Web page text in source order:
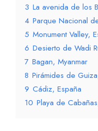
3 La avenida de los
4 Parque Nacional
5 Monument Valley,
6 Desierto de Wadi
7 Bagan, Myanmar
8 Pirámides de
9 Cádiz, España
10 Playa de